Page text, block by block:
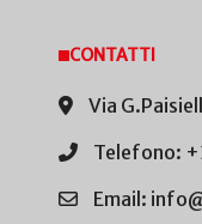
CONTATTI
Via
Telefono:
Email: